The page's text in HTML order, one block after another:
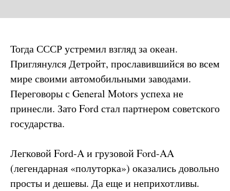
Тогда СССР устремил взгляд за океан.
Приглянулся Детройт, прославившийся во всем
мире своими автомобильными заводами.
Переговоры с General Motors успеха не
принесли. Зато Ford стал партнером советского
государства.
Легковой Ford-A и грузовой Ford-AA
(легендарная «полуторка») оказались довольно
просты и дешевы. Да еще и неприхотливы.